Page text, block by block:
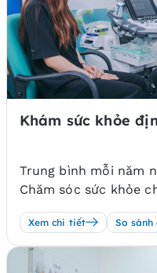
Khám sức khỏe
Trung bình mỗi năm
Chăm sóc sức khỏe
mang lại lối sống
Matsuoka Medical
sàng lọc nhanh, phát
thường sức khỏe.
Xem chi tiết So